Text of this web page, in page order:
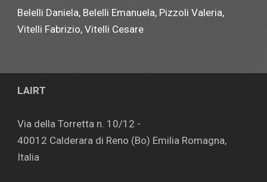
Belelli Daniela, Belelli Emanuela, Pizzoli Valeria,
Vitelli Fabrizio, Vitelli Cesare
LAIRT
Via della Torretta n. 10/12 -
40012 Calderara di Reno (Bo) Emilia Romagna,
Italia